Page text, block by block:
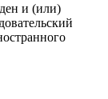
и (или)